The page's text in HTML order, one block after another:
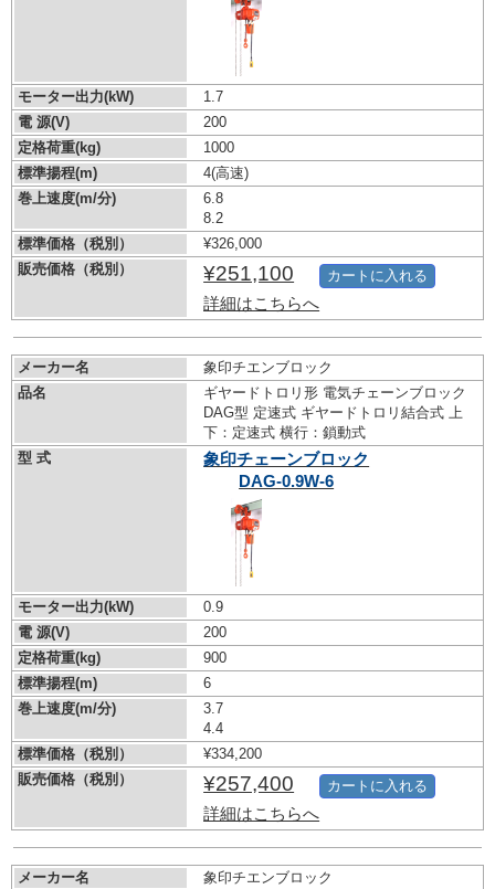
モーター出力(kW)
1.7
電 源(V)
200
定格荷重(kg)
1000
標準揚程(m)
4(高速)
巻上速度(m/分)
6.8
8.2
標準価格（税別）
¥326,000
販売価格（税別）
¥251,100
詳細はこちらへ
カートに入れる
メーカー名
象印チエンブロック
品名
ギヤードトロリ形 電気チェーンブロック
DAG型 定速式 ギヤードトロリ結合式 上
下：定速式 横行：鎖動式
型 式
象印チェーンブロック
DAG-0.9W-6
モーター出力(kW)
0.9
電 源(V)
200
定格荷重(kg)
900
標準揚程(m)
6
巻上速度(m/分)
3.7
4.4
標準価格（税別）
¥334,200
販売価格（税別）
¥257,400
詳細はこちらへ
カートに入れる
メーカー名 象印チエンブロック